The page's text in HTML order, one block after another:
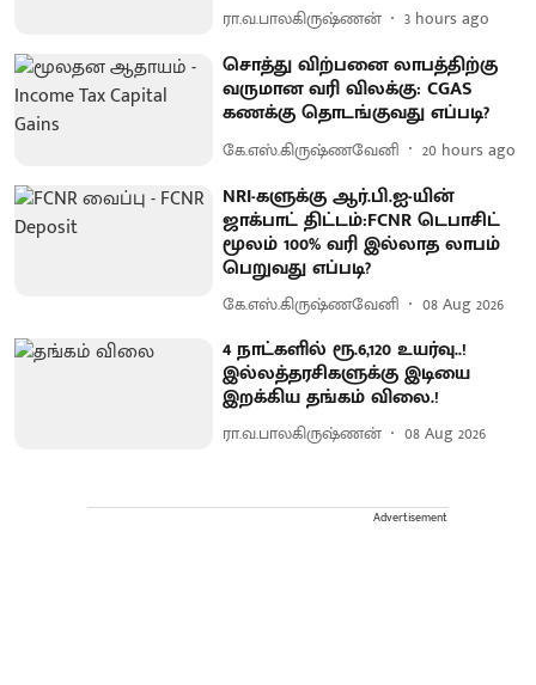
ரா.வ.பாலகிருஷ்ணன் 3 hours ago
சொத்து விற்பனை லாபத்திற்கு
வருமான வரி விலக்கு: CGAS
கணக்கு தொடங்குவது எப்படி?
கே.எஸ்.கிருஷ்ணவேனி 20 hours ago
NRI-களுக்கு ஆர்.பி.ஐ-யின்
ஜாக்பாட் திட்டம்:FCNR டெபாசிட்
மூலம் 100% வரி இல்லாத லாபம்
பெறுவது எப்படி?
கே.எஸ்.கிருஷ்ணவேனி 08 Aug 2026
4 நாட்களில் ரூ.6,120 உயர்வு..!
இல்லத்தரசிகளுக்கு இடியை
இறக்கிய தங்கம் விலை.!
ரா.வ.பாலகிருஷ்ணன் 08 Aug 2026
Advertisement